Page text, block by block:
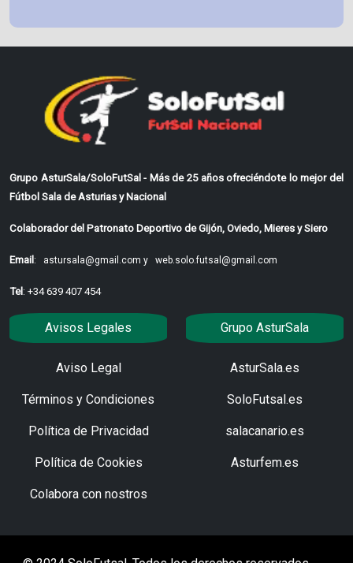
Grupo AsturSala/SoloFutSal - Más de 25 años ofreciéndote lo mejor del
Fútbol Sala de Asturias y Nacional
Colaborador del Patronato Deportivo de Gijón, Oviedo, Mieres y Siero
Email : astursala@gmail.com y web.solo.futsal@gmail.com
Tel : +34 639 407 454
Avisos Legales
Aviso Legal
Términos y Condiciones
Política de Privacidad
Política de Cookies
Colabora con nostros
Grupo AsturSala
AsturSala.es
SoloFutsal.es
salacanario.es
Asturfem.es